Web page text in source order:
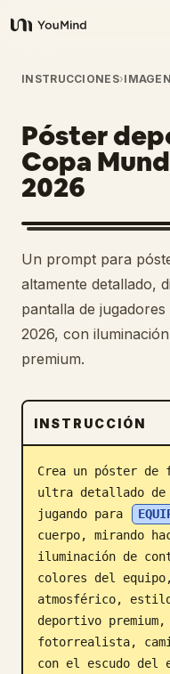
YouMind
Resumen
Casos de uso
Habilidades
Prompts
Precios
Descargar
Blog
Actualizaciones
INSTRUCCIONES›
Póster
Copa
2026
Un prompt para
altamente detallado,
pantalla de
2026, con
premium.
INSTRUCCIÓN
Crea un póster de
ultra detallado de
jugando para
cuerpo, mirando
iluminación de
colores del
atmosférico, estilo
deportivo
fotorrealista,
con el escudo